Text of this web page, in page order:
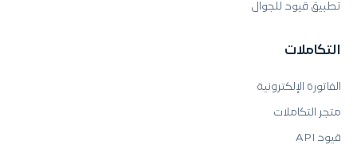
تطبيق قيود للجوال
التكاملات
الفاتورة الإلكترونية
متجر التكاملات
قيود API